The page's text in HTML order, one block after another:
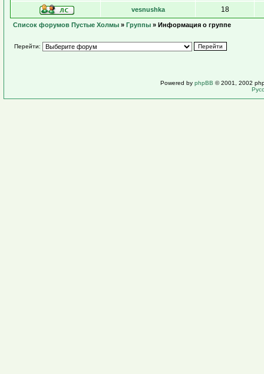
vesnushka 18
Список форумов Пустые Холмы » Группы » Информация о группе
Перейти:
Powered by phpBB © 2001, 2002